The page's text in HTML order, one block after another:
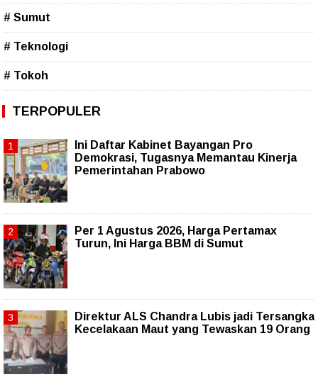
# Sumut
# Teknologi
# Tokoh
TERPOPULER
Ini Daftar Kabinet Bayangan Pro
Demokrasi, Tugasnya Memantau Kinerja
Pemerintahan Prabowo
Per 1 Agustus 2026, Harga Pertamax
Turun, Ini Harga BBM di Sumut
Direktur ALS Chandra Lubis jadi Tersangka
Kecelakaan Maut yang Tewaskan 19 Orang